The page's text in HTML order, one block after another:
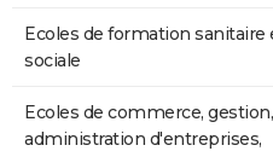
Ecoles de formation sanitaire
sociale
Ecoles de commerce, gestion,
administration d'entreprises,